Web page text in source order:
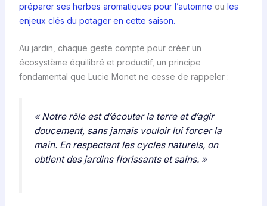
préparer ses herbes aromatiques pour l’automne ou les
enjeux clés du potager en cette saison.
Au jardin, chaque geste compte pour créer un
écosystème équilibré et productif, un principe
fondamental que Lucie Monet ne cesse de rappeler :
« Notre rôle est d’écouter la terre et d’agir
doucement, sans jamais vouloir lui forcer la
main. En respectant les cycles naturels, on
obtient des jardins florissants et sains. »